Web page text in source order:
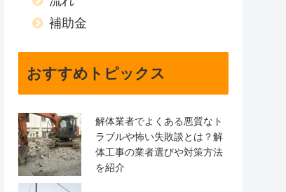
補助金
おすすめトピックス
解体業者でよくある悪質なト
ラブルや怖い失敗談とは？解
体工事の業者選びや対策方法
を紹介